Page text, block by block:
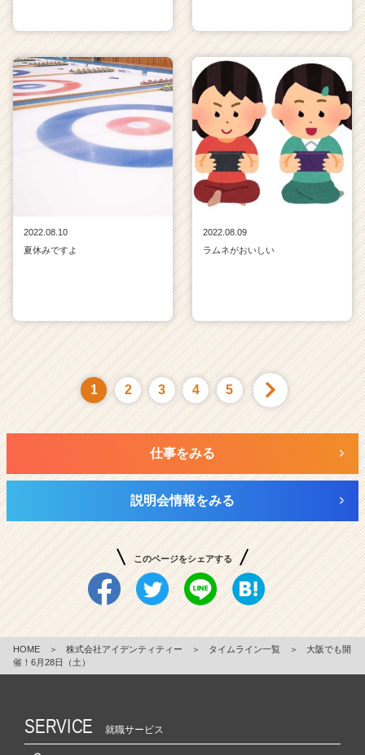
2022.08.10
夏休みですよ
2022.08.09
ラムネがおいしい
1 2 3 4 5
仕事をみる
説明会情報をみる
このページをシェアする
HOME ＞ 株式会社アイデンティティー ＞ タイムライン一覧 ＞
大阪でも開
催！6月28日（土）
SERVICE 就職サービス